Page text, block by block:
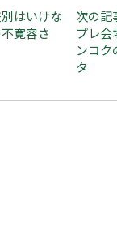
はいけな
寛容さ
次の記
プレ会
ンコク
タ